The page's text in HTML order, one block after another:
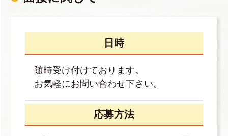
日時
随時受け付けております。
お気軽にお問い合わせ下さい。
応募方法